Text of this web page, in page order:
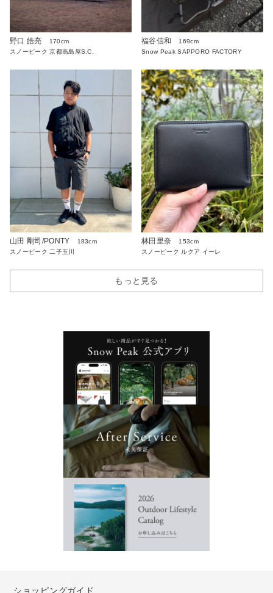
野口 皓亮
170cm
スノーピーク 京都高島屋S.C.
福谷信和
169cm
Snow Peak SAPPORO FACTORY
山田 剛司/PONTY
183cm
スノーピーク 二子玉川
林田里奈
153cm
スノーピーク ルクア イーレ
もっと見る
ショッピングガイド